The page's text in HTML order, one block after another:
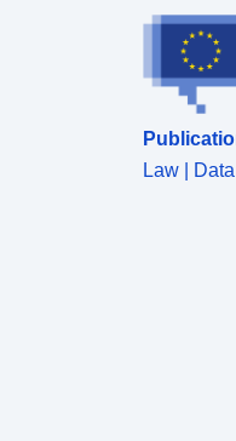
Law |